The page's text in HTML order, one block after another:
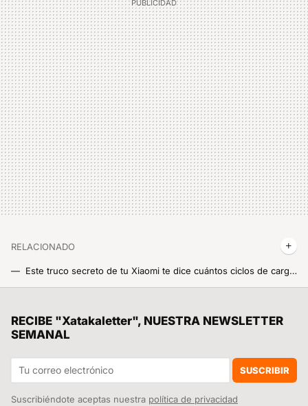
RELACIONADO
Este truco secreto de tu Xiaomi te dice cuántos ciclos de carga lleva la batería de tu móvil
Lu Weibing lo confirma: el Xiaomi 18 montará de nuevo la innovación más original que Xiaomi ha metido en un móvil en 2025
RECIBE "Xatakaletter", NUESTRA NEWSLETTER
SEMANAL
SUSCRIBIR
Suscribiéndote aceptas nuestra política de privacidad